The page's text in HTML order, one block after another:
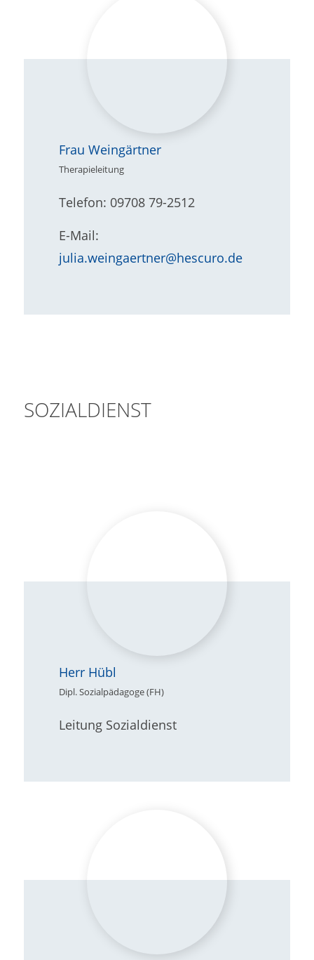
Frau Weingärtner
Therapieleitung
Telefon: 09708 79-2512
E-Mail:
julia.weingaertner@hescuro.de
SOZIALDIENST
Herr Hübl
Dipl. Sozialpädagoge (FH)
Leitung Sozialdienst